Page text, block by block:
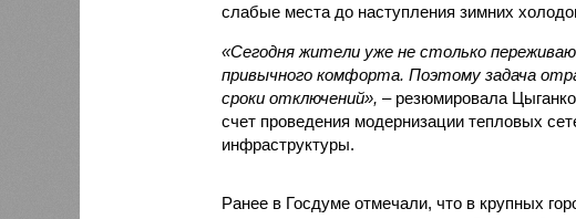
слабые места до наступления зимних
«Сегодня жители уже не столько
привычного комфорта. Поэтому задача
сроки отключений», – резюмировала
счет проведения модернизации тепловых
инфраструктуры.
Ранее в Госдуме отмечали, что в крупных